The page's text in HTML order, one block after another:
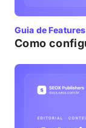
Guia de Features
Como